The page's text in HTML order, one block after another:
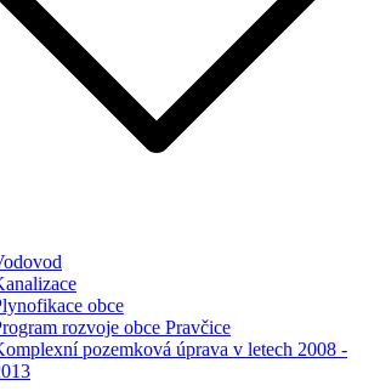
obce
rozvoje obce Pravčice
pozemková úprava v letech 2008 -